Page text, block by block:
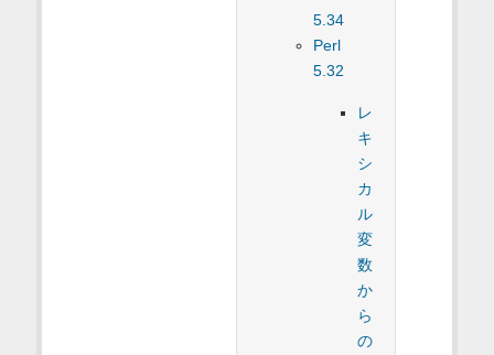
5.34
Perl
5.32
レ
キ
シ
カ
ル
変
数
か
ら
の